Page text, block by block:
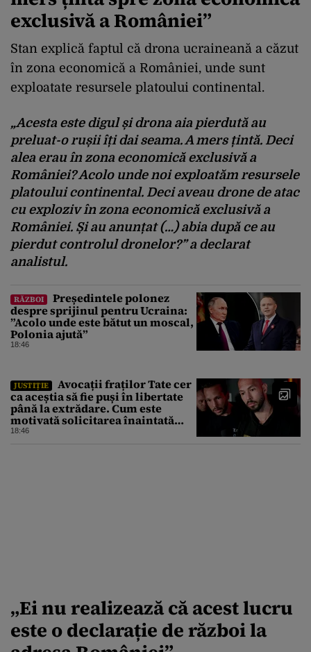
exclusivă a României”
Stan explică faptul că drona ucraineană a căzut
în zona economică a României, unde sunt
exploatate resursele platoului continental.
„Acesta este digul și drona aia pierdută au
preluat-o rușii îți dai seama. A mers țintă. Deci
alea erau în zona economică exclusivă a
României? Acolo unde noi exploatăm resursele
platoului continental. Deci aveau drone de atac
cu exploziv în zona economică exclusivă a
României. Și au anunțat (…) abia după ce au
pierdut controlul dronelor?” a declarat
analistul.
RĂZBOI
Președintele polonez
despre sprijinul pentru Ucraina:
”Acolo unde este bătut un moscal,
Polonia ajută”
18:46
JUSTIȚIE
Avocații fraților Tate cer
ca aceștia să fie puși în libertate
până la extrădare. Cum este
motivată solicitarea înaintată
instanței
18:46
„Ei nu realizează că acest lucru
este o declarație de război la